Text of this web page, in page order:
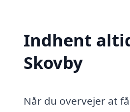
Indhent
Skovby
Når du overvejer at